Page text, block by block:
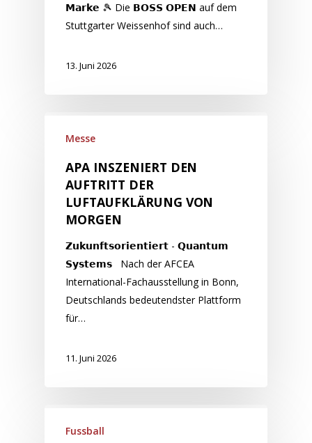
𝗠𝗮𝗿𝗸𝗲 🎾 Die 𝗕𝗢𝗦𝗦 𝗢𝗣𝗘𝗡 auf dem
Stuttgarter Weissenhof sind auch…
13. Juni 2026
Messe
APA INSZENIERT DEN
AUFTRITT DER
LUFTAUFKLÄRUNG VON
MORGEN
𝗭𝘂𝗸𝘂𝗻𝗳𝘁𝘀𝗼𝗿𝗶𝗲𝗻𝘁𝗶𝗲𝗿𝘁 - 𝗤𝘂𝗮𝗻𝘁𝘂𝗺
𝗦𝘆𝘀𝘁𝗲𝗺𝘀 Nach der AFCEA
International-Fachausstellung in Bonn,
Deutschlands bedeutendster Plattform
für…
11. Juni 2026
Fussball